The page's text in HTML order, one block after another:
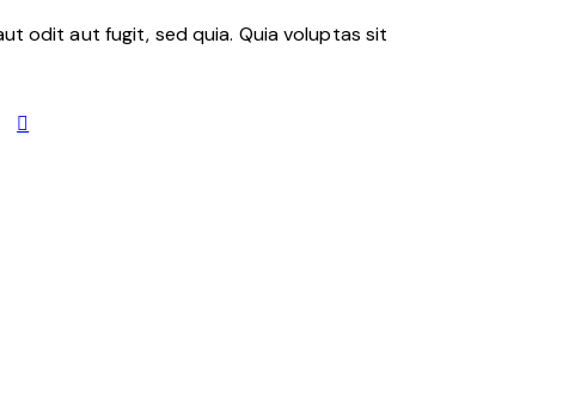
odit aut fugit, sed quia. Quia voluptas sit